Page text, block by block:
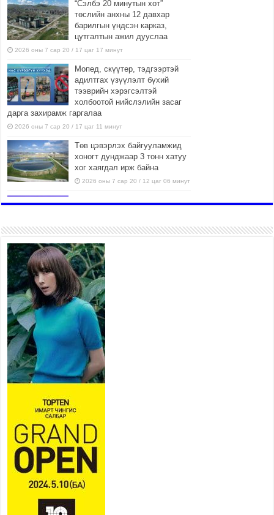
“Сэлбэ 20 минутын хот”
төслийн анхны 12 давхар
барилгын үндсэн карказ,
цутгалтын ажил дууслаа
2026 оны 7 сар 20 / 17 цаг 17 минут
Мопед, скүүтер, тэдгээртэй
адилтгах үзүүлэлт бүхий
тээврийн хэрэгсэлтэй
холбоотой нийслэлийн засаг
дарга захирамж гаргалаа
2026 оны 7 сар 20 / 17 цаг 11 минут
Төв цэвэрлэх байгууламжид
хоногт дунджаар 3 тонн хатуу
хог хаягдал ирж байна
2026 оны 7 сар 20 / 12 цаг 06 минут
“Жил бүрийн өвөл, жил бүрийн
ижил асуудал”
2026 оны 7 сар 20 / 11 цаг 16 минут
Б.Пүрэвдагва: Нийслэлд хийх
бүх замыг ус зайлуулах
хоолойтой, явган хүний болон
дугуйн замтай байлгах
стандарт мөрдөнө
2026 оны 7 сар 20 / 9 цаг 24 минут
Б.Пүрэвдагва: Хотын төвөөс Бэлх, Сэлх
чиглэлд явахад дугуйн замаар зорчих бүрэн
боломжтой боллоо
2026 оны 7 сар 20 / 9 цаг 20 минут
Хан-Уул дүүрэг, Чингисийн өргөн чөлөөний ус
зайлуулах шугам хоолойн ажил 80 хувьтай
үргэлжилж байна
2026 оны 7 сар 20 / 9 цаг 14 минут
Усархаг аадар бороо орж байгаа тул аюулгүй
байдлаа хангаж, үер усны аюулаас
сэрэмжлэхийг нийслэлийн Онцгой байдлын